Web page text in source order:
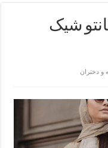
شیک
و دختران